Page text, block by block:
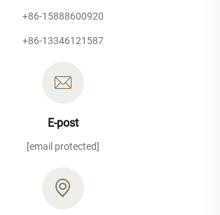
+86-15888600920
+86-13346121587
E-post
[email protected]